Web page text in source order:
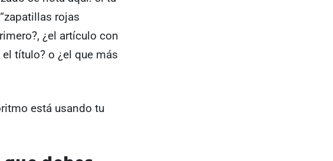
rojas
¿el artículo con
título? o ¿el que más
está usando tu